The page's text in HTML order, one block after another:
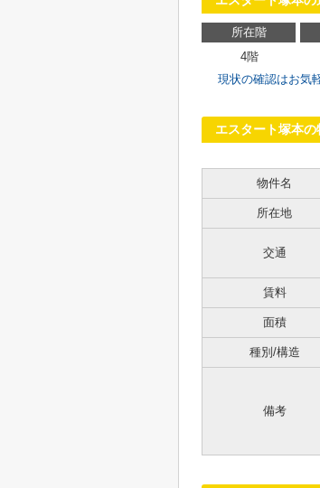
所在階
4階
現状の確認はお気
エスタート塚本の
物件名
所在地
交通
賃料
面積
種別/構造
備考